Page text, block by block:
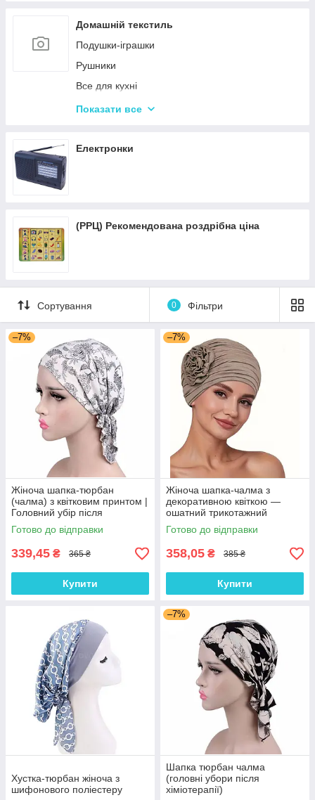
Гірки для дитячого майданчика
Зимові іграшки для вулиці
Повітряні змії
Домашній текстиль
Подушки-іграшки
Рушники
Все для кухні
Автотовары
Подушки для подорожей
Показати все
Електронки
(РРЦ) Рекомендована роздрібна ціна
Сортування 0 Фільтри
–7%
Жіноча шапка-тюрбан
(чалма) з квітковим принтом |
Головний убір після
хіміотерапії, при алопеції |
Літня хустка на голову
Готово до відправки
339,45 ₴ 365 ₴
Купити
–7%
Жіноча шапка-чалма з
декоративною квіткою —
ошатний трикотажний
тюрбан, колір Кава з
молоком
Готово до відправки
358,05 ₴ 385 ₴
Купити
Хустка-тюрбан жіноча з
шифонового поліестеру
–7%
Шапка тюрбан чалма
(головні убори після
хіміотерапії)